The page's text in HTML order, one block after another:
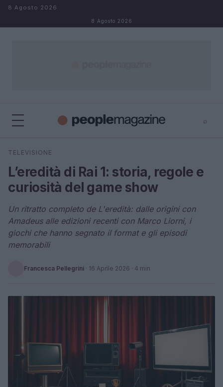
Salta al contenuto
8 Agosto 2026
8 Agosto 2026
⌕
Cerca
TELEVISIONE
L’eredità di Rai 1: storia, regole e
curiosità del game show
Un ritratto completo de L'eredità: dalle origini con
Amadeus alle edizioni recenti con Marco Liorni, i
giochi che hanno segnato il format e gli episodi
memorabili
Francesca Pellegrini · 16 Aprile 2026 · 4 min